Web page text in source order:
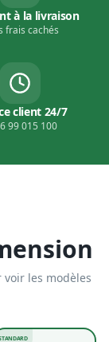
à la livraison
frais cachés
client 24/7
99 015 100
les modèles